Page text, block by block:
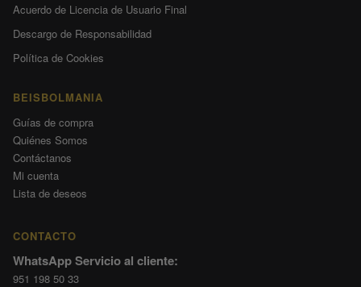
Acuerdo de Licencia de Usuario Final
Descargo de Responsabilidad
Política de Cookies
BEISBOLMANIA
Guías de compra
Quiénes Somos
Contáctanos
Mi cuenta
Lista de deseos
CONTACTO
WhatsApp Servicio al cliente:
951 198 50 33